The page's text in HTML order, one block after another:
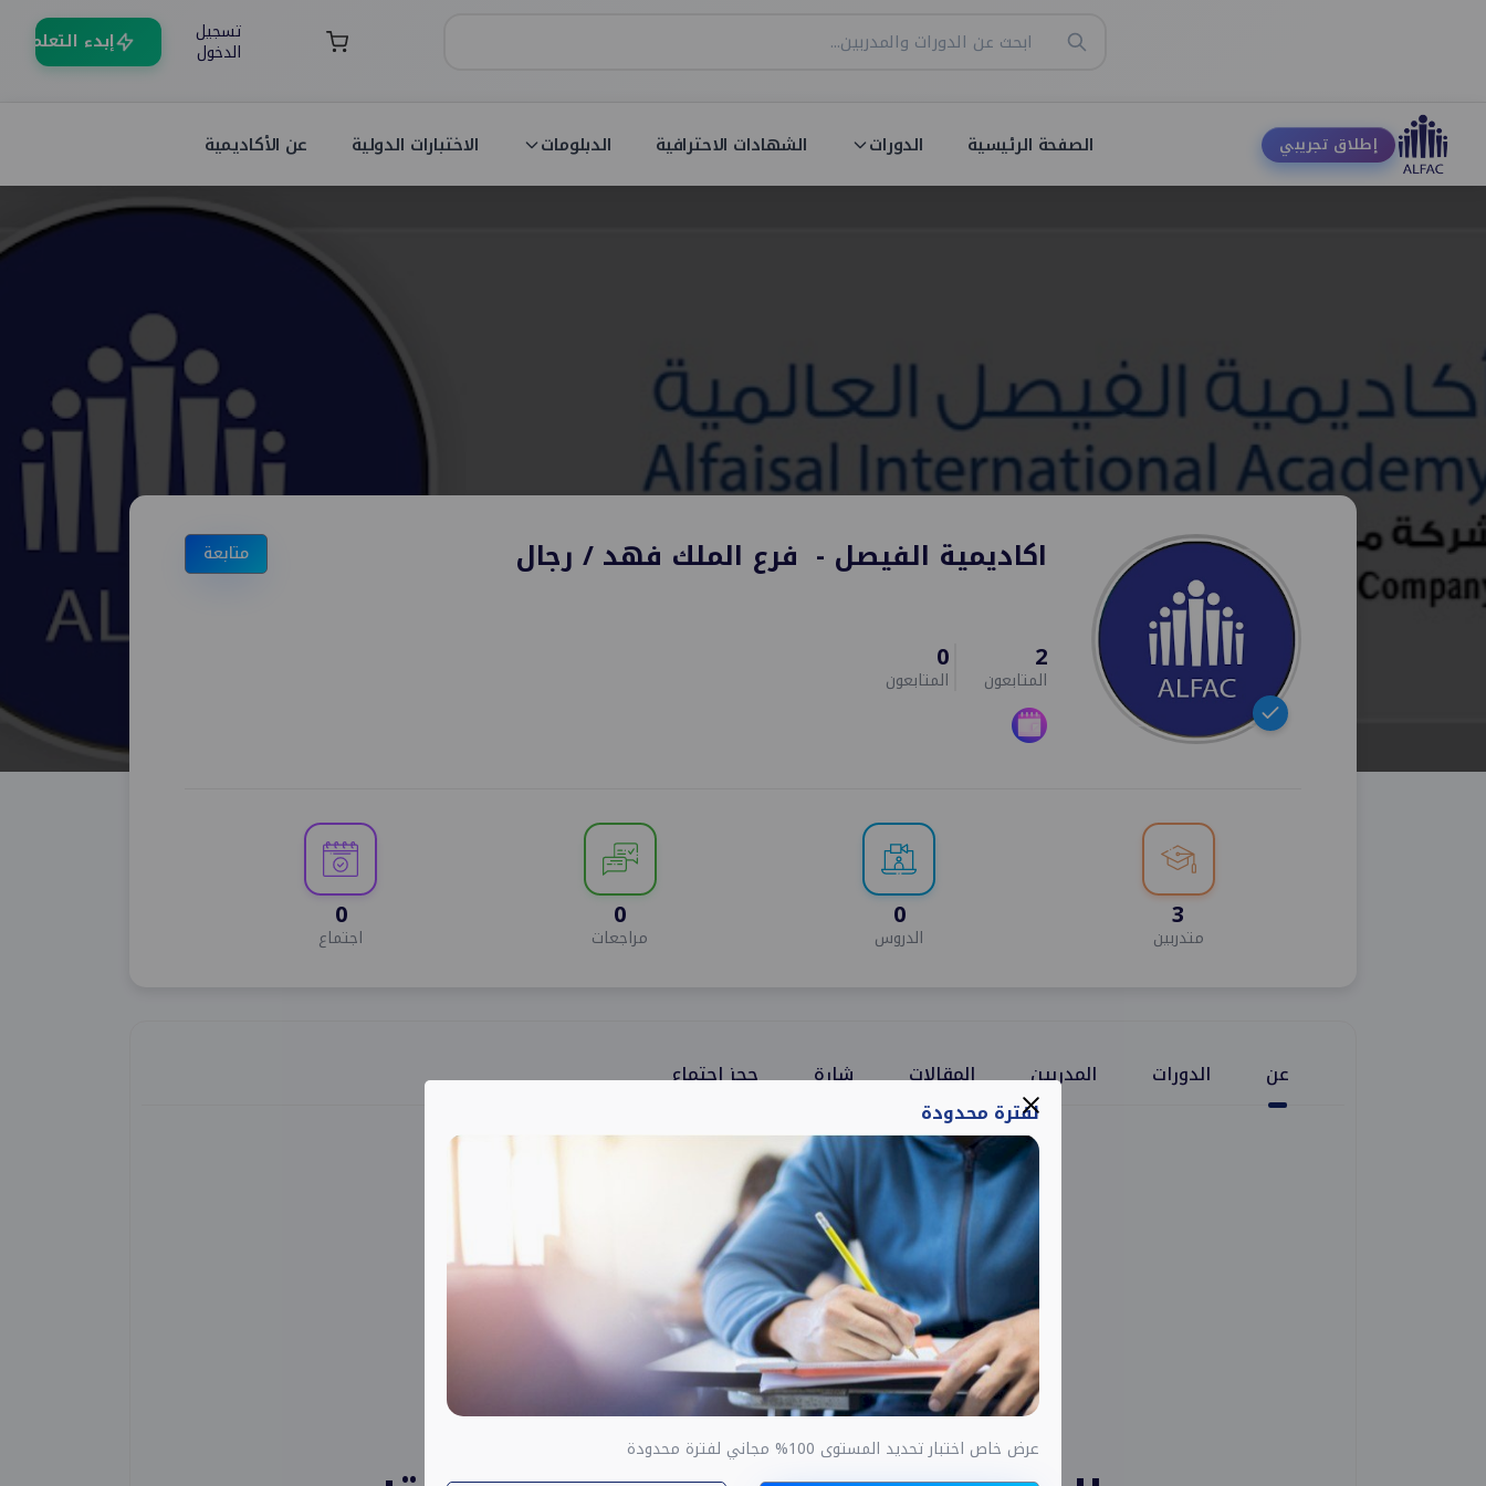
تسجيل
الدخول إبدء التعلم
إطلاق تجريبي الصفحة الرئيسية الدورات الشهادات الاحترافية الدبلومات الاختبارات الدولية عن الأكاديمية
اكاديمية الفيصل - فرع الملك فهد / رجال
2
المتابعون
0
المتابعون
متابعة
3
متدربين
0
الدروس
0
مراجعات
0
اجتماع
عن الدورات المدربين المقالات شارة حجز اجتماع
لفترة محدودة
عرض خاص اختبار تحديد المستوى 100% مجاني لفترة محدودة